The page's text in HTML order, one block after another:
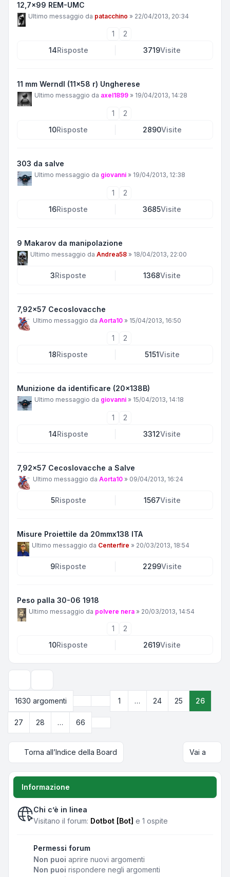
12,7x99 REM-UMC
Ultimo messaggio da patacchino » 22/04/2013, 20:34
1
2
14Risposte 3719Visite
11 mm Werndl (11x58 r) Ungherese
Ultimo messaggio da axel1899 » 19/04/2013, 14:28
1
2
10Risposte 2890Visite
303 da salve
Ultimo messaggio da giovanni » 19/04/2013, 12:38
1
2
16Risposte 3685Visite
9 Makarov da manipolazione
Ultimo messaggio da Andrea58 » 18/04/2013, 22:00
3Risposte 1368Visite
7,92x57 Cecoslovacche
Ultimo messaggio da Aorta10 » 15/04/2013, 16:50
1
2
18Risposte 5151Visite
Munizione da identificare (20x138B)
Ultimo messaggio da giovanni » 15/04/2013, 14:18
1
2
14Risposte 3312Visite
7,92x57 Cecoslovacche a Salve
Ultimo messaggio da Aorta10 » 09/04/2013, 16:24
5Risposte 1567Visite
Misure Proiettile da 20mmx138 ITA
Ultimo messaggio da Centerfire » 20/03/2013, 18:54
9Risposte 2299Visite
Peso palla 30-06 1918
Ultimo messaggio da polvere nera » 20/03/2013, 14:54
1
2
10Risposte 2619Visite
1630 argomenti
Pagina26 di
Precedente
1 … 24 25 26
27 28 … 66
Torna all’Indice della Board Vai a
Informazione
Chi c’è in linea
Visitano il forum: Dotbot [Bot] e 1 ospite
Permessi forum
Non puoi aprire nuovi argomenti
Non puoi rispondere negli argomenti